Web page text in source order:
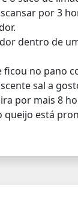
por 3
dentro de
ficou no pano
sal a
por mais 8
queijo está